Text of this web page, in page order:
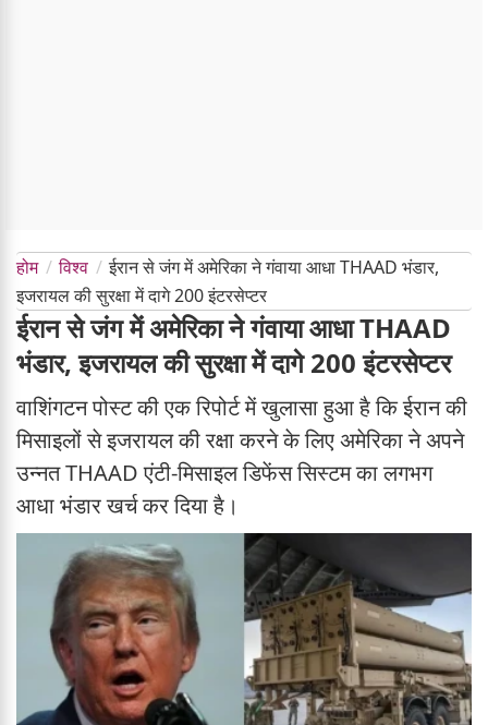
होम विश्व
ईरान से जंग में अमेरिका ने गंवाया आधा THAAD भंडार,
इजरायल की सुरक्षा में दागे 200 इंटरसेप्टर
ईरान से जंग में अमेरिका ने गंवाया आधा THAAD
भंडार, इजरायल की सुरक्षा में दागे 200 इंटरसेप्टर
वाशिंगटन पोस्ट की एक रिपोर्ट में खुलासा हुआ है कि ईरान की
मिसाइलों से इजरायल की रक्षा करने के लिए अमेरिका ने अपने
उन्नत THAAD एंटी-मिसाइल डिफेंस सिस्टम का लगभग
आधा भंडार खर्च कर दिया है।